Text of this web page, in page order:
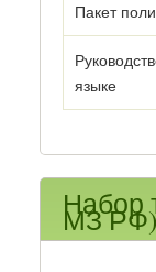
Пакет
языке
Набор
МЗ РФ)